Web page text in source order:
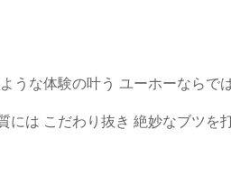
な体験の叶う ユーホーならで
は こだわり抜き 絶妙なブツ